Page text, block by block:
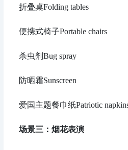
折叠桌Folding tables
便携式椅子Portable chairs
杀虫剂Bug spray
防晒霜Sunscreen
爱国主题餐巾纸Patriotic
场景三： 烟花表演